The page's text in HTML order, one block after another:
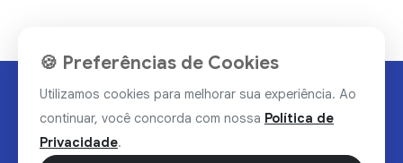
🍪 Preferências de Cookies
Utilizamos cookies para melhorar sua experiência. Ao
continuar, você concorda com nossa Política de
Privacidade.